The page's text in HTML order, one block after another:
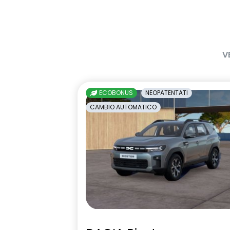
Presa da
Riconoscimento corsia LKA
stradali con
velocità ISA
Sistema avanzato di rilevamento
stato di vigilanza del conducente
con telecamera
Sistema di
pressione
Volante regolabile in altezza e
Volante
ECOBONUS
NEOPATENTATI
CAMBIO AUTOMATICO